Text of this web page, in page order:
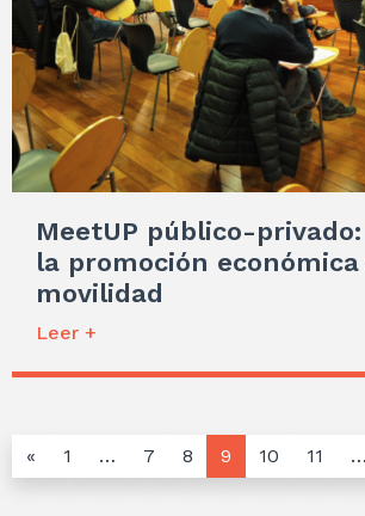
MeetUP público-
la promoción
movilidad
Leer +
« 1 … 7 8 9 10 11 …